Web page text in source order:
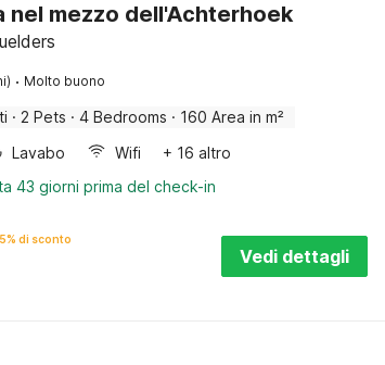
nel mezzo dell'Achterhoek
· Molto buono
· 2 Pets · 4 Bedrooms · 160 Area in m²
Lavabo Wifi
+ 16 altro
43 giorni prima del check-in
di sconto
Vedi dettagli